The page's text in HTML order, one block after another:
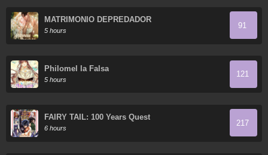
MATRIMONIO DEPREDADOR
5 hours
91
Philomel la Falsa
5 hours
121
FAIRY TAIL: 100 Years Quest
6 hours
217